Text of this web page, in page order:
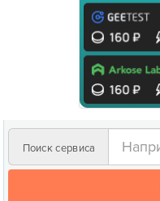
Поиск сервиса